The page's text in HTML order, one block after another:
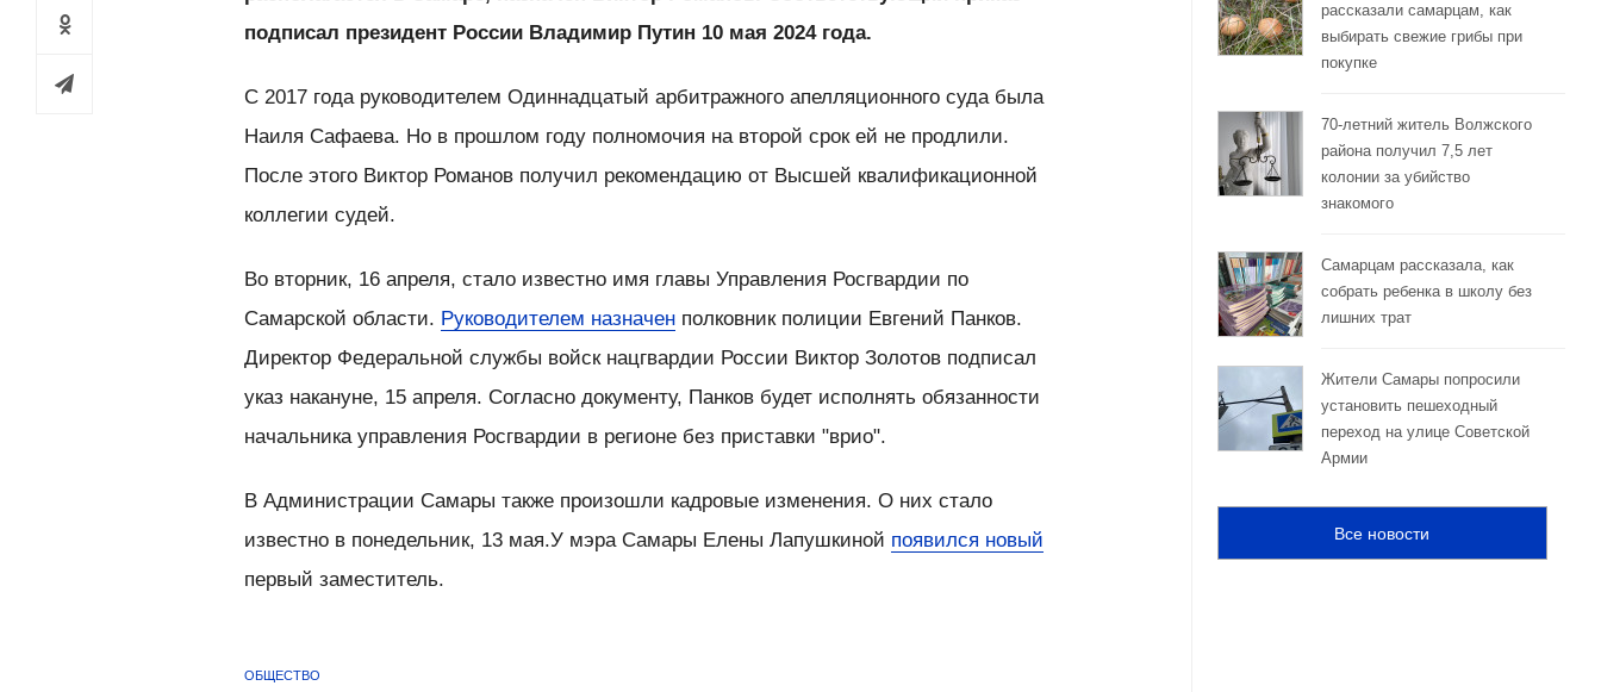
подписал президент России Владимир Путин 10 мая 2024 года.
С 2017 года руководителем Одиннадцатый арбитражного апелляционного суда была
Наиля Сафаева. Но в прошлом году полномочия на второй срок ей не продлили.
После этого Виктор Романов получил рекомендацию от Высшей квалификационной
коллегии судей.
Во вторник, 16 апреля, стало известно имя главы Управления Росгвардии по
Самарской области. Руководителем назначен полковник полиции Евгений Панков.
Директор Федеральной службы войск нацгвардии России Виктор Золотов подписал
указ накануне, 15 апреля. Согласно документу, Панков будет исполнять обязанности
начальника управления Росгвардии в регионе без приставки "врио".
В Администрации Самары также произошли кадровые изменения. О них стало
известно в понедельник, 13 мая.У мэра Самары Елены Лапушкиной появился новый
первый заместитель.
ОБЩЕСТВО
рассказали самарцам, как
выбирать свежие грибы при
покупке
70-летний житель Волжского
района получил 7,5 лет
колонии за убийство
знакомого
Самарцам рассказала, как
собрать ребенка в школу без
лишних трат
Жители Самары попросили
установить пешеходный
переход на улице Советской
Армии
Все новости